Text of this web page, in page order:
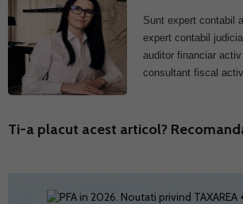
Sunt expert contabil
expert contabil
auditor financiar
consultant fiscal
Ti-a placut acest articol?